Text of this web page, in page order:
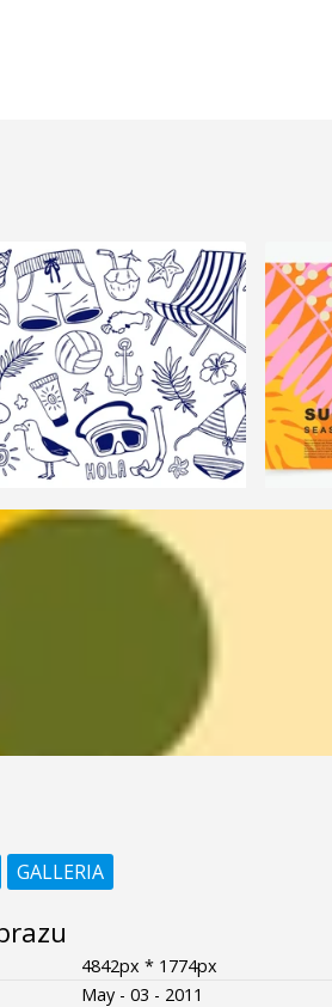
GALLERIA
4842px * 1774px
May - 03 - 2011